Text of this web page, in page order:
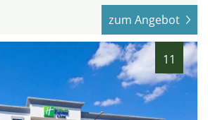
zum Angebot
11